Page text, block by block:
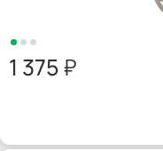
1 375